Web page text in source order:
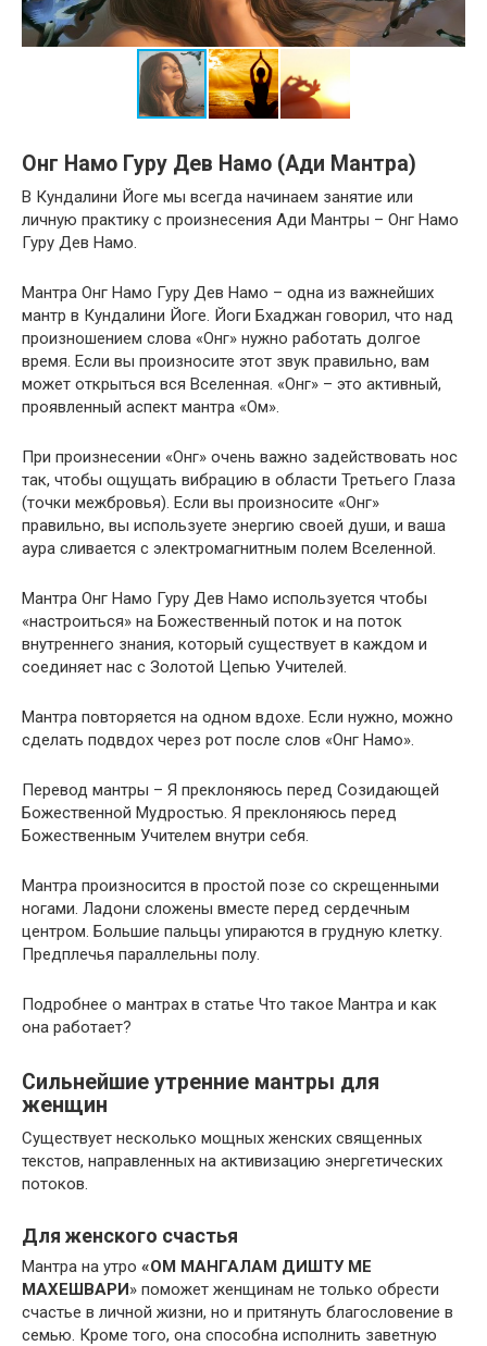
Онг Намо Гуру Дев Намо (Ади Мантра)
В Кундалини Йоге мы всегда начинаем занятие или
личную практику с произнесения Ади Мантры – Онг Намо
Гуру Дев Намо.
Мантра Онг Намо Гуру Дев Намо – одна из важнейших
мантр в Кундалини Йоге. Йоги Бхаджан говорил, что над
произношением слова «Онг» нужно работать долгое
время. Если вы произносите этот звук правильно, вам
может открыться вся Вселенная. «Онг» – это активный,
проявленный аспект мантра «Ом».
При произнесении «Онг» очень важно задействовать нос
так, чтобы ощущать вибрацию в области Третьего Глаза
(точки межбровья). Если вы произносите «Онг»
правильно, вы используете энергию своей души, и ваша
аура сливается с электромагнитным полем Вселенной.
Мантра Онг Намо Гуру Дев Намо используется чтобы
«настроиться» на Божественный поток и на поток
внутреннего знания, который существует в каждом и
соединяет нас с Золотой Цепью Учителей.
Мантра повторяется на одном вдохе. Если нужно, можно
сделать подвдох через рот после слов «Онг Намо».
Перевод мантры – Я преклоняюсь перед Созидающей
Божественной Мудростью. Я преклоняюсь перед
Божественным Учителем внутри себя.
Мантра произносится в простой позе со скрещенными
ногами. Ладони сложены вместе перед сердечным
центром. Большие пальцы упираются в грудную клетку.
Предплечья параллельны полу.
Подробнее о мантрах в статье Что такое Мантра и как
она работает?
Сильнейшие утренние мантры для
женщин
Существует несколько мощных женских священных
текстов, направленных на активизацию энергетических
потоков.
Для женского счастья
Мантра на утро «ОМ МАНГАЛАМ ДИШТУ МЕ
МАХЕШВАРИ» поможет женщинам не только обрести
счастье в личной жизни, но и притянуть благословение в
семью. Кроме того, она способна исполнить заветную